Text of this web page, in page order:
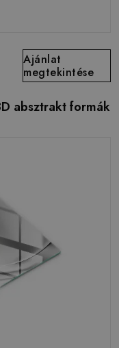
Ajánlat
megtekintése
absztrakt formák